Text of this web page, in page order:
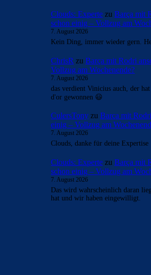
Clouds: Experte zu Barça mit
schon einig – Vollzug am
7. August 2026
Kein Ding, immer wieder gern.
ChrisR zu Barça mit Rodri
Vollzug am Wochenende?
7. August 2026
das verdient Vinicius auch, der
d'or gewonnen 😃
CulersTony zu Barça mit
einig – Vollzug am
7. August 2026
Clouds, danke für deine Expertise
Clouds: Experte zu Barça mit
schon einig – Vollzug am
7. August 2026
Das wird wahrscheinlich daran
hat und wir haben eingewilligt.